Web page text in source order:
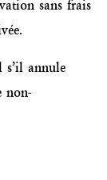
sans frais
annule
non-